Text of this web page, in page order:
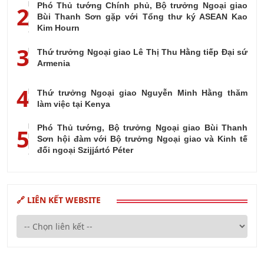
2
Phó Thủ tướng Chính phủ, Bộ trưởng Ngoại giao
Bùi Thanh Sơn gặp với Tổng thư ký ASEAN Kao
Kim Hourn
3
Thứ trưởng Ngoại giao Lê Thị Thu Hằng tiếp Đại sứ
Armenia
4
Thứ trưởng Ngoại giao Nguyễn Minh Hằng thăm
làm việc tại Kenya
5
Phó Thủ tướng, Bộ trưởng Ngoại giao Bùi Thanh
Sơn hội đàm với Bộ trưởng Ngoại giao và Kinh tế
đối ngoại Szijjártó Péter
🔗 LIÊN KẾT WEBSITE